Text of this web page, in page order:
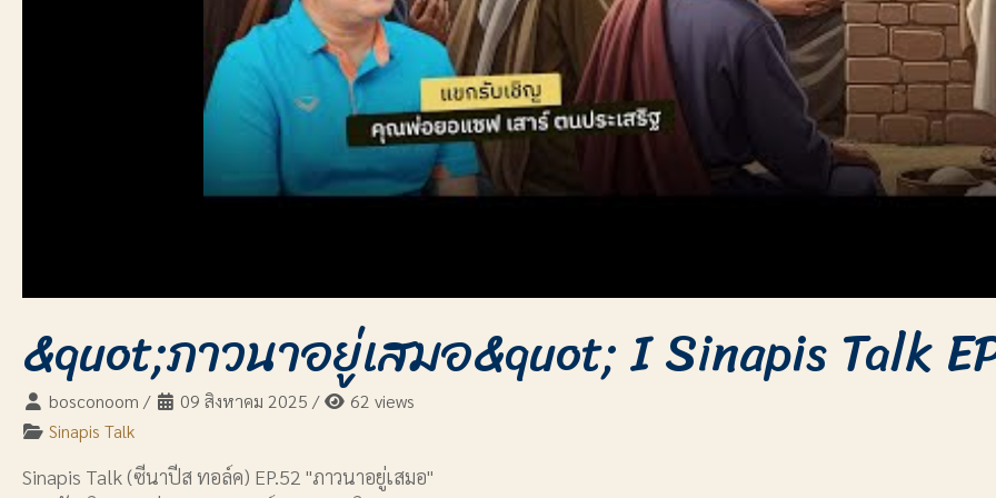
&quot;ภาวนาอยู่เสมอ&quot; I Sinapis Talk
bosconoom / 09 สิงหาคม 2025 /
62 views
Sinapis Talk
Sinapis Talk (ซีนาปีส ทอล์ค) EP.52 "ภาวนาอยู่เสมอ"